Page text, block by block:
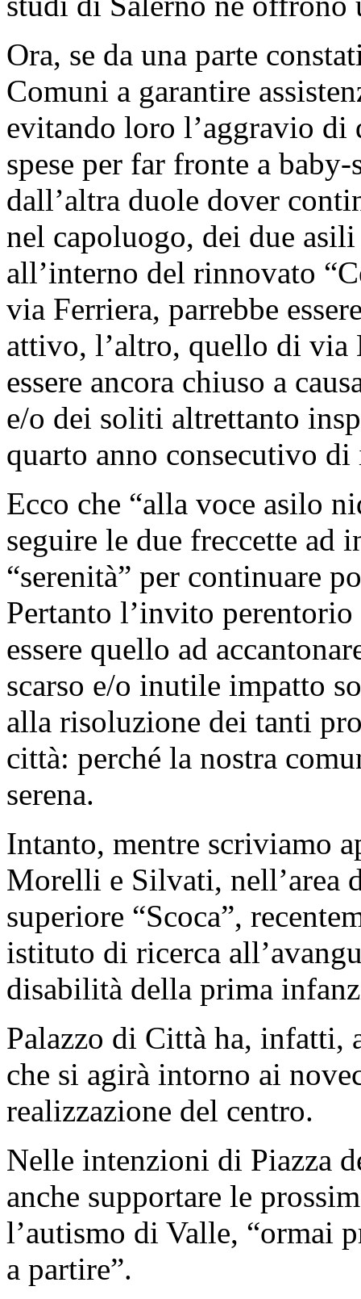
Ora, se da una parte
Comuni a garantire
evitando loro l’aggravio
spese per far fronte a
dall’altra duole dover
nel capoluogo, dei due
all’interno del rinnovato
via Ferriera, parrebbe
attivo, l’altro, quello di via
essere ancora chiuso a
e/o dei soliti altrettanto
quarto anno consecutivo
Ecco che “alla voce asilo
seguire le due freccette ad
“serenità” per continuare
Pertanto l’invito
essere quello ad
scarso e/o inutile impatto
alla risoluzione dei tanti
città: perché la nostra
serena.
Intanto, mentre scriviamo
Morelli e Silvati, nell’area
superiore “Scoca”,
istituto di ricerca
disabilità della prima
Palazzo di Città ha, infatti,
che si agirà intorno ai
realizzazione del centro.
Nelle intenzioni di Piazza
anche supportare le
l’autismo di Valle, “ormai
a partire”.